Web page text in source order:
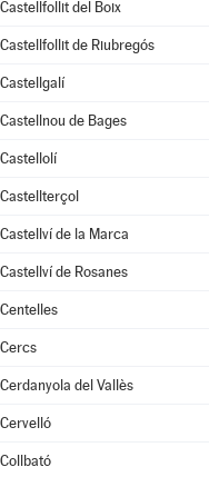
Castellfollit del Boix
Castellfollit de Riubregós
Castellgalí
Castellnou de Bages
Castellolí
Castellterçol
Castellví de la Marca
Castellví de Rosanes
Centelles
Cercs
Cerdanyola del Vallès
Cervelló
Collbató